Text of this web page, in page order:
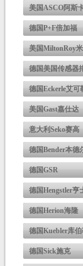
美国ASCO阿斯
德国P+F倍加福
美国MiltonRoy
德国美国传感器
德国Eckerle艾可
美国Gast嘉仕达
意大利Seko赛高
德国Bender本德
德国GSR
德国Hengstler亨
德国Herion海隆
德国Kuebler库
德国Sick施克